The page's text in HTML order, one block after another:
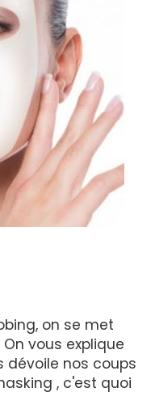
on se met
vous explique
dévoile nos coups
, c'est quoi